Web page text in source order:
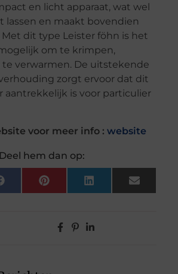
en licht apparaat, wat wel
lassen en maakt bovendien
dit type Leister föhn is het
om te krimpen,
verwarmen. De uitstekende
zorgt ervoor dat dit
aantrekkelijk is voor particulier
voor meer info : website
hem dan op:
FacebookPinterestLinkedInEmail